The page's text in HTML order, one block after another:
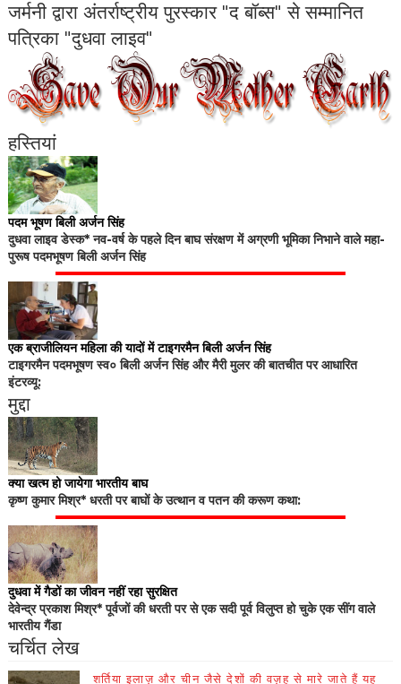
जर्मनी द्वारा अंतर्राष्ट्रीय पुरस्कार "द बॉब्स" से सम्मानित
पत्रिका "दुधवा लाइव"
हस्तियां
पदम भूषण बिली अर्जन सिंह
दुधवा लाइव डेस्क* नव-वर्ष के पहले दिन बाघ संरक्षण में अग्रणी भूमिका निभाने वाले महा-
पुरूष पदमभूषण बिली अर्जन सिंह
एक ब्राजीलियन महिला की यादों में टाइगरमैन बिली अर्जन सिंह
टाइगरमैन पदमभूषण स्व० बिली अर्जन सिंह और मैरी मुलर की बातचीत पर आधारित
इंटरव्यू:
मुद्दा
क्या खत्म हो जायेगा भारतीय बाघ
कृष्ण कुमार मिश्र* धरती पर बाघों के उत्थान व पतन की करूण कथा:
दुधवा में गैडों का जीवन नहीं रहा सुरक्षित
देवेन्द्र प्रकाश मिश्र* पूर्वजों की धरती पर से एक सदी पूर्व विलुप्त हो चुके एक सींग वाले
भारतीय गैंडा
चर्चित लेख
शर्तिया इलाज़ और चीन जैसे देशों की वज़ह से मारे जाते हैं यह